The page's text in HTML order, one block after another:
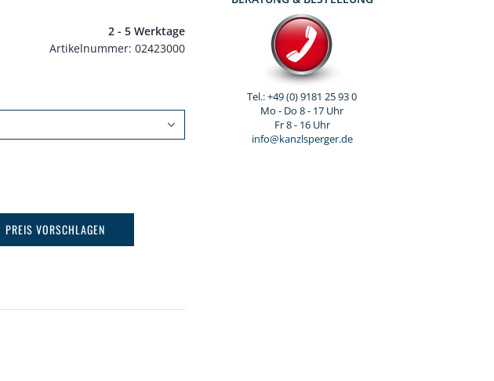
2 - 5 Werktage
Artikelnummer 02423000
PREIS VORSCHLAGEN
Tel.: +49 (0) 9181 25 93 0
Mo - Do 8 - 17 Uhr
Fr 8 - 16 Uhr
info@kanzlsperger.de